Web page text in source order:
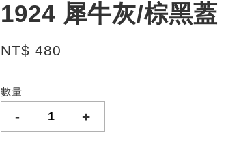
1924 犀牛灰/棕黑蓋
NT$ 480
數量
- +